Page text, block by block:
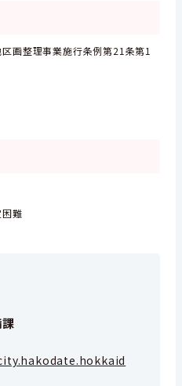
画整理事業施行条例第21条第1
難